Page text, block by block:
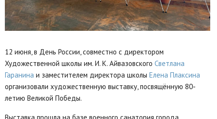
12 июня, в День России, совместно с директором
Художественной школы им. И. К. Айвазовского Светлана
Гаранина и заместителем директора школы Елена Плаксина
организовали художественную выставку, посвящённую 80-
летию Великой Победы.